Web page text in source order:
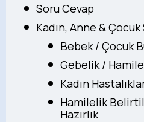
Soru Cevap
Kadın, Anne & Çocuk
Bebek / Çocuk
Gebelik /
Kadın
Hamilelik
Hazırlık